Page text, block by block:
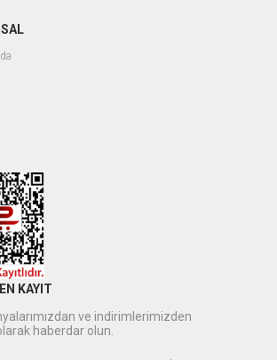
KAYIT
ve indirimlerimizden
haberdar olun.